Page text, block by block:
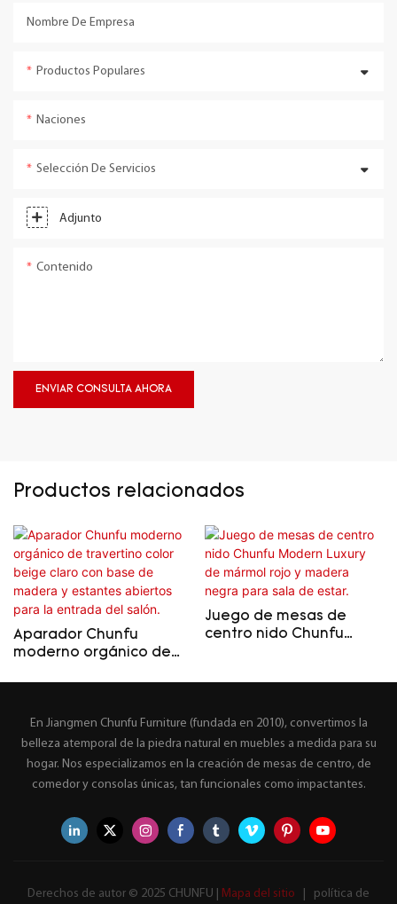
Nombre De Empresa
Productos Populares
Naciones
Selección De Servicios
Adjunto
Contenido
ENVIAR CONSULTA AHORA
Productos relacionados
Aparador Chunfu
moderno orgánico de
abiertos para la entrada
del salón.
Juego de mesas de
centro nido Chunfu
En Jiangmen Chunfu Furniture (fundada en 2010), convertimos la
belleza atemporal de la piedra natural en muebles a medida para su
hogar. Nos especializamos en la creación de mesas de centro, de
comedor y consolas únicas, tan funcionales como impactantes.
Derechos de autor © 2025 CHUNFU | Mapa del sitio política de